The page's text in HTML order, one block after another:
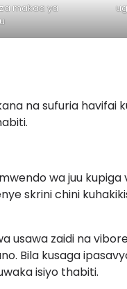
makaa ya
na sufuria havifai
wa juu
skrini chini
usawa zaidi na
Bila kusaga
isiyo thabiti.